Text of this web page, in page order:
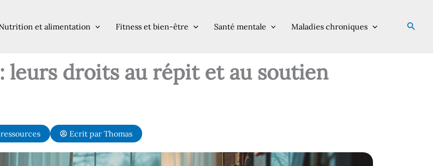
et alimentation Fitness et bien-être Santé mentale Maladies chroniques
leurs droits au répit et au soutien
Ecrit par Thomas